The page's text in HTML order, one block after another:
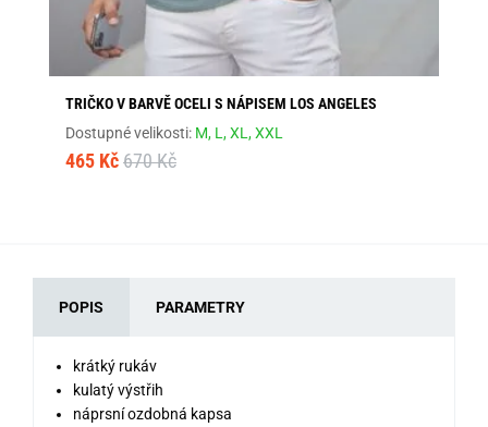
TRIČKO V BARVĚ OCELI S NÁPISEM LOS ANGELES
Dostupné velikosti: M, L,XL,XXL
465 Kč 670 Kč
POPIS PARAMETRY
krátký rukáv
kulatý výstřih
náprsní ozdobná kapsa